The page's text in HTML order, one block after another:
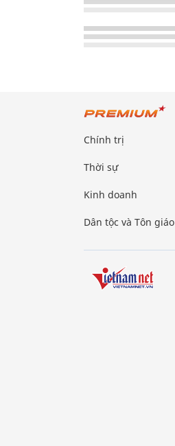
Chính trị
Thời sự
Kinh doanh
Dân tộc và Tôn giáo